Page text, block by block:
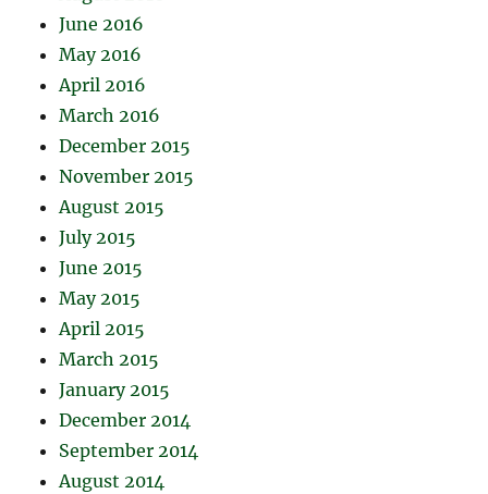
June 2016
May 2016
April 2016
March 2016
December 2015
November 2015
August 2015
July 2015
June 2015
May 2015
April 2015
March 2015
January 2015
December 2014
September 2014
August 2014